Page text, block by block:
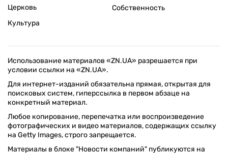
Церковь
Культура
Собственность
Использование материалов «ZN.UA» разрешается при
условии ссылки на «ZN.UA».
Для интернет-изданий обязательна прямая, открытая для
поисковых систем, гиперссылка в первом абзаце на
конкретный материал.
Любое копирование, перепечатка или воспроизведение
фотографических и видео материалов, содержащих ссылку
на Getty Images, строго запрещается.
Материалы в блоке "Новости компаний" публикуются на